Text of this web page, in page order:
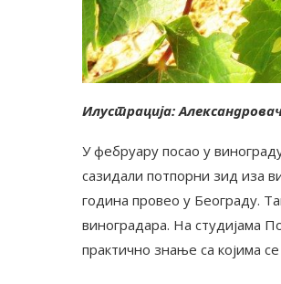
Илустрација:
У фебруару посао у
сазидали потпорни зид иза
година провео у Београду.
виноградара. На студијама
практично знање са којима